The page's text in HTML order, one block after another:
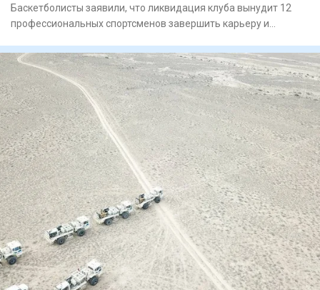
Баскетболисты заявили, что ликвидация клуба вынудит 12
профессиональных спортсменов завершить карьеру и